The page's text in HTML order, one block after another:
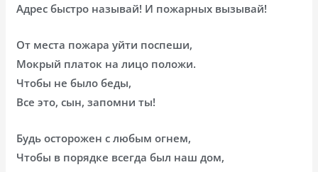
Адрес быстро называй! И пожарных вызывай!
От места пожара уйти поспеши,
Мокрый платок на лицо положи.
Чтобы не было беды,
Все это, сын, запомни ты!
Будь осторожен с любым огнем,
Чтобы в порядке всегда был наш дом,